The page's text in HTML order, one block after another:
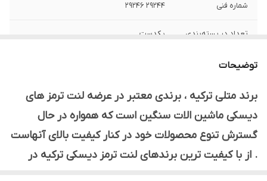
شماره فنی 29244 29246
تعداد در بسته‌بندی یکدست
توضیحات
برند متلی ترکیه ، برندی معتبر در عرضه لنت ترمز های
دیسکی ماشین الات سنگین است که همواره در حال
گسترش تنوع محصولات خود در کنار کیفیت بالای آنهاست
. از با کیفیت ترین برندهای لنت ترمز دیسکی ترکیه در